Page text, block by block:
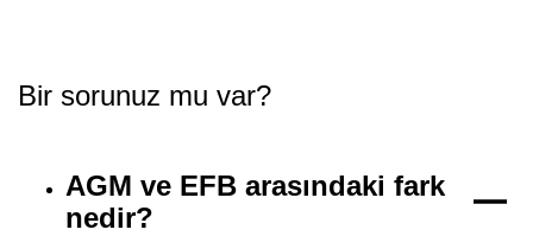
Bir sorunuz mu var?
AGM ve EFB arasındaki fark
nedir?